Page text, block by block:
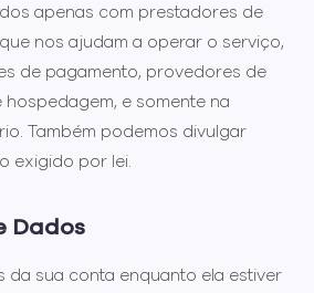
apenas com prestadores de
nos ajudam a operar o serviço,
de pagamento, provedores de
hospedagem, e somente na
Também podemos divulgar
exigido por lei.
Dados
da sua conta enquanto ela estiver